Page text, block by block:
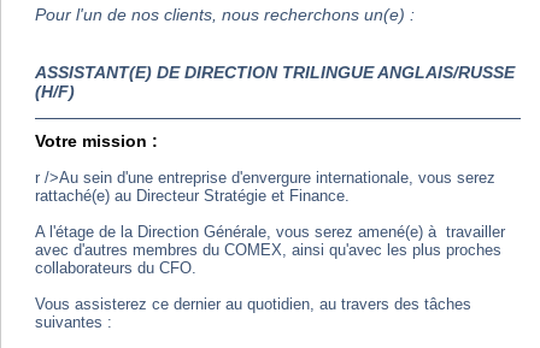
Pour l'un de nos clients, nous recherchons un(e) :
ASSISTANT(E) DE DIRECTION TRILINGUE ANGLAIS/RUSSE
(H/F)
Votre mission :
r />Au sein d'une entreprise d'envergure internationale, vous serez
rattaché(e) au Directeur Stratégie et Finance.
A l'étage de la Direction Générale, vous serez amené(e) à travailler
avec d'autres membres du COMEX, ainsi qu'avec les plus proches
collaborateurs du CFO.
Vous assisterez ce dernier au quotidien, au travers des tâches
suivantes :